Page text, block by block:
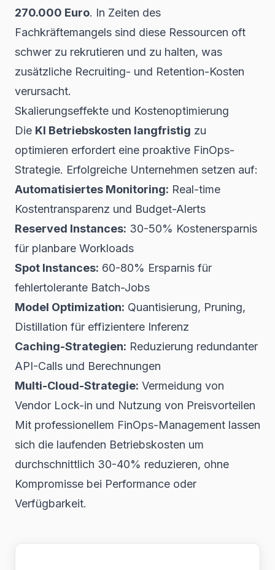
270.000 Euro. In Zeiten des
Fachkräftemangels sind diese Ressourcen oft
schwer zu rekrutieren und zu halten, was
zusätzliche Recruiting- und Retention-Kosten
verursacht.
Skalierungseffekte und Kostenoptimierung
Die KI Betriebskosten langfristig zu
optimieren erfordert eine proaktive FinOps-
Strategie. Erfolgreiche Unternehmen setzen auf:
Automatisiertes Monitoring: Real-time
Kostentransparenz und Budget-Alerts
Reserved Instances: 30-50% Kostenersparnis
für planbare Workloads
Spot Instances: 60-80% Ersparnis für
fehlertolerante Batch-Jobs
Model Optimization: Quantisierung, Pruning,
Distillation für effizientere Inferenz
Caching-Strategien: Reduzierung redundanter
API-Calls und Berechnungen
Multi-Cloud-Strategie: Vermeidung von
Vendor Lock-in und Nutzung von Preisvorteilen
Mit professionellem FinOps-Management lassen
sich die laufenden Betriebskosten um
durchschnittlich 30-40% reduzieren, ohne
Kompromisse bei Performance oder
Verfügbarkeit.